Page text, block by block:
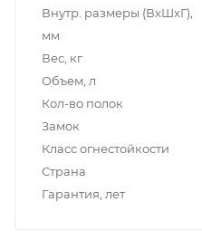
Внутр. размеры (ВxШxГ),
мм
Вес, кг
Объем, л
Кол-во полок
Замок
Класс огнестойкости
Страна
Гарантия, лет